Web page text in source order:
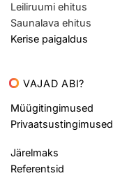
Leiliruumi ehitus
Saunalava ehitus
Kerise paigaldus
VAJAD ABI?
Müügitingimused
Privaatsustingimused
Järelmaks
Referentsid